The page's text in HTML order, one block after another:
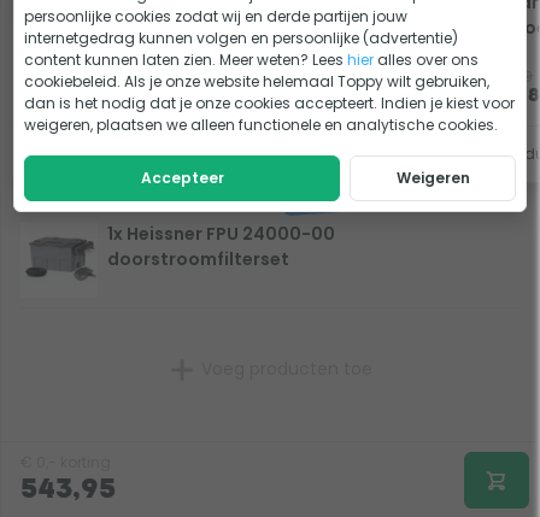
Clear 1L
24,95
23,70 Op voorraad
Bekijk product
-
2,18
Bekijk
1x Heissner FPU 24000-00
doorstroomfilterset
543,95
persoonlijke cookies zodat wij en derde partijen jouw
internetgedrag kunnen volgen en persoonlijke (advertentie)
content kunnen laten zien. Meer weten? Leeshier alles over ons
cookiebeleid. Als je onze website helemaal Toppy wilt gebruiken,
dan is het nodig dat je onze cookies accepteert. Indien je kiest voor
weigeren, plaatsen we alleen functionele en analytische cookies.
Accepteer Weigeren